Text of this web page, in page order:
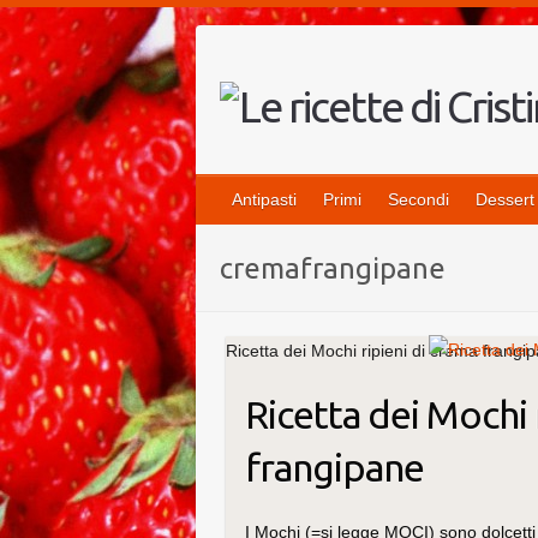
Salta
al
contenuto
Antipasti Primi Secondi Dessert
cremafrangipane
Ricetta dei Mochi ripieni di crema
Ricetta dei
frangipane
I Mochi (=si legge MOCI) sono